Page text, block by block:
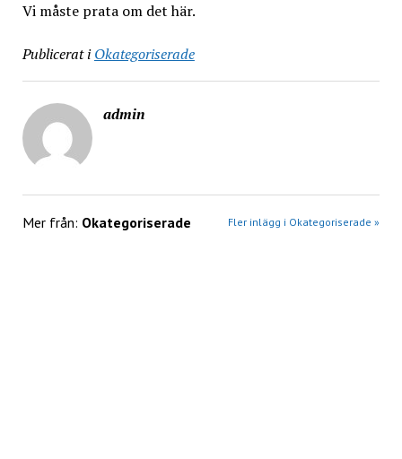
Vi måste prata om det här.
Publicerat i Okategoriserade
admin
Mer från: Okategoriserade Fler inlägg i Okategoriserade »